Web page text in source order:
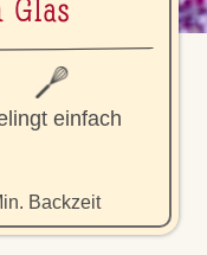
Glas
einfach
Backzeit